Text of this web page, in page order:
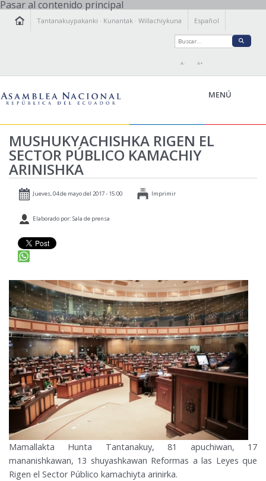
Pasar al contenido principal
Tantanakuypakanki · Kunantak ·Willachiykuna Español
A- A+
MENÚ
TANTANAKUY
KAMACHIY KILLKAY
ÑAWINCHIY
ISTALLAKTAMANTA
MUSHUKYACHISHKA RIGEN EL
SECTOR PÚBLICO KAMACHIY
ARINISHKA
Jueves, 04 de mayo del 2017 - 15:00 Imprimir
Elaborado por: Sala de prensa
Mamallakta Hunta Tantanakuy, 81 apuchiwan, 17
mananishkawan, 13 shuyashkawan Reformas a las Leyes que
Rigen el Sector Público kamachiyta arinirka.